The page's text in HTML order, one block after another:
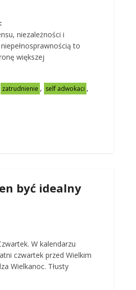
niezależności i
to
większej
zatrudnienie , self adwokaci ,
być idealny
W kalendarzu
czwartek przed Wielkim
Wielkanoc. Tłusty